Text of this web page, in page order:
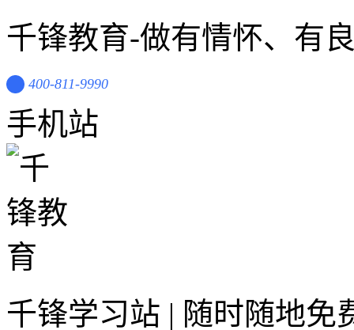
千锋教育-做有情怀、有
400-811-9990
手机站
千锋学习站 | 随时随地免